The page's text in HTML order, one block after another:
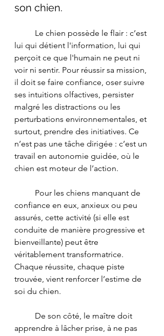
son chien.
lui qui détient l'information, lui qui
perçoit ce que l'humain ne peut ni
voir ni sentir. Pour réussir sa mission,
il doit se faire confiance, oser suivre
ses intuitions olfactives, persister
malgré les distractions ou les
perturbations environnementales, et
surtout, prendre des initiatives. Ce
n’est pas une tâche dirigée : c’est un
travail en autonomie guidée, où le
chien est moteur de l’action.
confiance en eux, anxieux ou peu
assurés, cette activité (si elle est
conduite de manière progressive et
bienveillante) peut être
véritablement transformatrice.
Chaque réussite, chaque piste
trouvée, vient renforcer l’estime de
soi du chien.
apprendre à lâcher prise, à ne pas